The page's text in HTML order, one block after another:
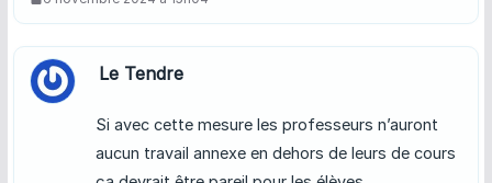
Le Tendre
Si avec cette mesure les professeurs n’auront
aucun travail annexe en dehors de leurs de cours